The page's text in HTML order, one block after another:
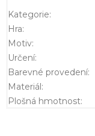
Kategorie:
Hra:
Motiv:
Určení:
Barevné provedení:
Materiál :
Plošná hmotnost: